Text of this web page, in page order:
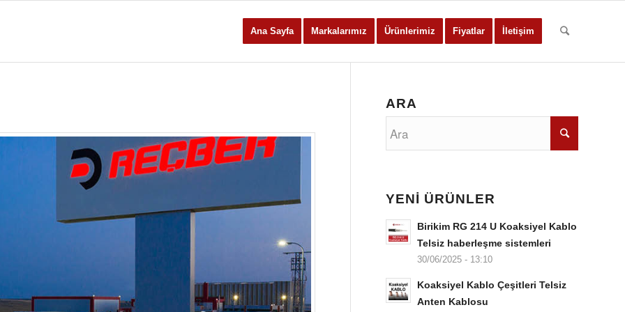
Ana Sayfa Markalarımız Ürünlerimiz Fiyatlar İletişim
ARA
YENİ ÜRÜNLER
Birikim RG 214 U Koaksiyel Kablo
Telsiz haberleşme sistemleri
30/06/2025 - 13:10
Koaksiyel Kablo Çeşitleri Telsiz
Anten Kablosu